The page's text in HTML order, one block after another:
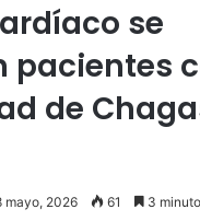
se
pacientes
de
mayo, 2026 61 3